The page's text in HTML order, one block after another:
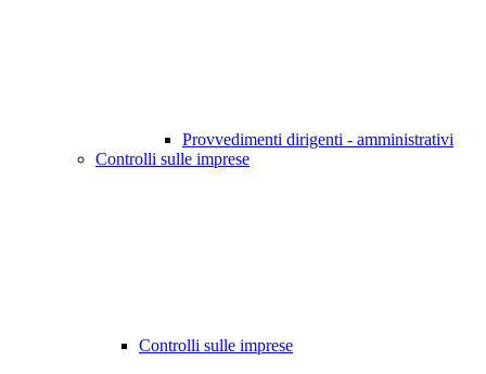
Provvedimenti dirigenti - amministrativi
Controlli sulle imprese
Controlli sulle imprese